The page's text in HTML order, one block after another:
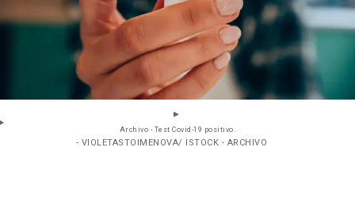
Archivo - Test Covid-19 positivo.
- VIOLETASTOIMENOVA/ ISTOCK - ARCHIVO